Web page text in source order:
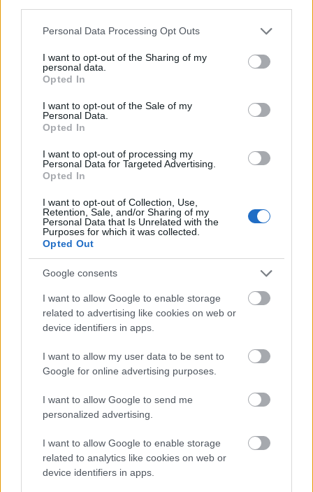
Please note that this website/app uses one or more Google
not limited to your visit or usage behaviour. You may click to
grant or deny consent to Google and its third-party tags to
use your data for below specified purposes in below Google
consent section.
Personal Data Processing Opt Outs
I want to opt-out of the Sharing of my
personal data.
Opted In
I want to opt-out of the Sale of my
Personal Data.
Opted In
I want to opt-out of processing my
Personal Data for Targeted Advertising.
Opted In
I want to opt-out of Collection, Use,
Retention, Sale, and/or Sharing of my
Personal Data that Is Unrelated with the
Purposes for which it was collected.
Opted Out
Google consents
I want to allow Google to enable storage
related to advertising like cookies on web or
device identifiers in apps.
I want to allow my user data to be sent to
Google for online advertising purposes.
I want to allow Google to send me
personalized advertising.
I want to allow Google to enable storage
related to analytics like cookies on web or
device identifiers in apps.
Magro - gabonapiaci hírek
Drágult a kukorica, de itt a vége? A világpiacon több
hete tartó kukoricadrágulási trend a kifulladás jeleit
mutatta a 20. héten. Lehet, hogy most értük el a
csúcspontot? A búzapiacokon túl sok említésre
érdemes esemény nem történt. Az északi féltekén
talán már csak az aratás megkezdése hozhat némi…
Magro - gabonapiaci hírek